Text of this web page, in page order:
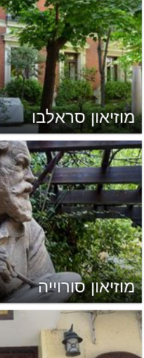
מוזיאון סראלבו
מוזיאון סורוייה